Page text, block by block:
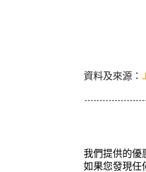
資料及來源：
我們提供的優
如果您發現任